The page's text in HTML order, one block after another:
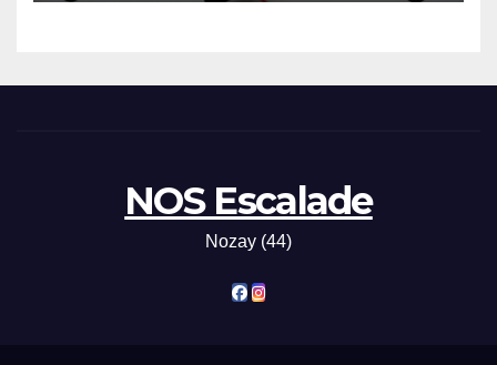
NOS Escalade
Nozay (44)